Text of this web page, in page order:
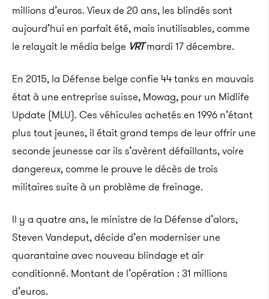
millions d’euros. Vieux de 20 ans, les blindés sont
aujourd’hui en parfait été, mais inutilisables, comme
le relayait le média belge VRTmardi 17 décembre.
En 2015, la Défense belge confie 44 tanks en mauvais
état à une entreprise suisse, Mowag, pour un Midlife
Update (MLU). Ces véhicules achetés en 1996 n’étant
plus tout jeunes, il était grand temps de leur offrir une
seconde jeunesse car ils s’avèrent défaillants, voire
dangereux, comme le prouve le décès de trois
militaires suite à un problème de freinage.
Il y a quatre ans, le ministre de la Défense d’alors,
Steven Vandeput, décide d’en moderniser une
quarantaine avec nouveau blindage et air
conditionné. Montant de l’opération : 31 millions
d’euros.